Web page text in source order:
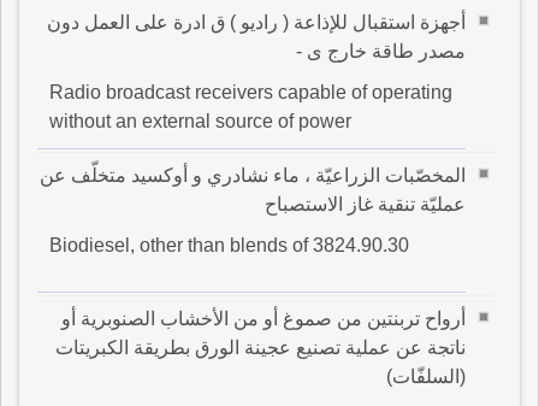
أجهزة استقبال للإذاعة ( راديو ) ق ادرة على العمل دون
مصدر طاقة خارج ى -
Radio broadcast receivers capable of operating
without an external source of power
المخصّبات الزراعيّة ، ماء نشادري و أوكسيد متخلّف عن
عمليّة تنقية غاز الاستصباح
Biodiesel, other than blends of 3824.90.30
أرواح تربنتين من صموغ أو من الأخشاب الصنوبرية أو
ناتجة عن عملية تصنيع عجينة الورق بطريقة الكبريتات
(السلفّات)